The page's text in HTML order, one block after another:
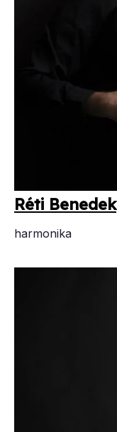
Ré­ti Be­ne­dek
harmonika